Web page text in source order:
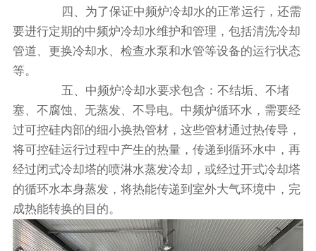
四、为了保证中频炉‍冷却水的正常运行，还需
要进行定期的中频炉‍冷却水维护和管理，包括清洗冷却
管道、更换冷却水、检查水泵和水管等设备的运行状态
等。
五、中频炉‍冷却水要求包含：不结垢、不堵
塞、不腐蚀、无蒸发、不导电。中频炉循环水，需要经
过可控硅内部的细小换热管材，这些管材通过热传导，
将可控硅运行过程中产生的热量，传递到循环水中，再
经过闭式冷却塔的喷淋水蒸发冷却，或经过开式冷却塔
的循环水本身蒸发，将热能传递到室外大气环境中，完
成热能转换的目的。